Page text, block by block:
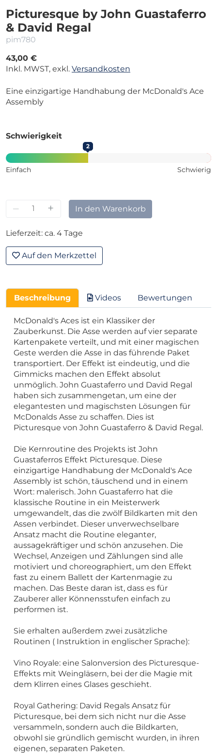
Picturesque by John Guastaferro
& David Regal
pim780
43,00 €
Inkl. MWST, exkl. Versandkosten
Eine einzigartige Handhabung der McDonald's Ace
Assembly
Schwierigkeit
2
Einfach Schwierig
– + In den Warenkorb
Lieferzeit: ca. 4 Tage
Auf den Merkzettel
Beschreibung Videos Bewertungen
McDonald's Aces ist ein Klassiker der
Zauberkunst. Die Asse werden auf vier separate
Kartenpakete verteilt, und mit einer magischen
Geste werden die Asse in das führende Paket
transportiert. Der Effekt ist eindeutig, und die
Gimmicks machen den Effekt absolut
unmöglich. John Guastaferro und David Regal
haben sich zusammengetan, um eine der
elegantesten und magischsten Lösungen für
McDonalds Asse zu schaffen. Dies ist
Picturesque von John Guastaferro & David Regal.
Die Kernroutine des Projekts ist John
Guastaferros Effekt Picturesque. Diese
einzigartige Handhabung der McDonald's Ace
Assembly ist schön, täuschend und in einem
Wort: malerisch. John Guastaferro hat die
klassische Routine in ein Meisterwerk
umgewandelt, das die zwölf Bildkarten mit den
Assen verbindet. Dieser unverwechselbare
Ansatz macht die Routine eleganter,
aussagekräftiger und schön anzusehen. Die
Wechsel, Anzeigen und Zählungen sind alle
motiviert und choreographiert, um den Effekt
fast zu einem Ballett der Kartenmagie zu
machen. Das Beste daran ist, dass es für
Zauberer aller Könnensstufen einfach zu
performen ist.
Sie erhalten außerdem zwei zusätzliche
Routinen ( Instruktion in englischer Sprache):
Vino Royale: eine Salonversion des Picturesque-
Effekts mit Weingläsern, bei der die Magie mit
dem Klirren eines Glases geschieht.
Royal Gathering: David Regals Ansatz für
Picturesque, bei dem sich nicht nur die Asse
versammeln, sondern auch die Bildkarten,
obwohl sie gründlich gemischt wurden, in ihren
eigenen, separaten Paketen.